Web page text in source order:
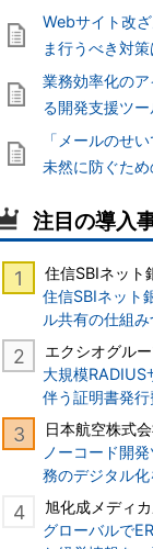
Webサイト改
ま行うべき対策
業務効率化の
る開発支援ツ
「メールのせ
未然に防ぐた